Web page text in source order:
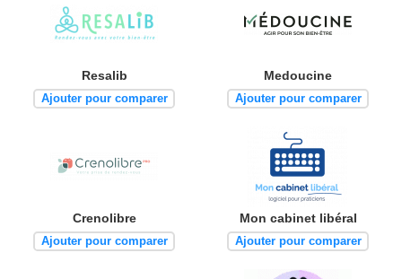
Resalib
Ajouter pour comparer
Medoucine
Ajouter pour comparer
Crenolibre
Ajouter pour comparer
Mon cabinet libéral
Ajouter pour comparer